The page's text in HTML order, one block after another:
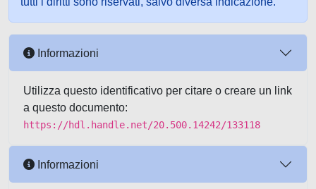
Informazioni
Utilizza questo identificativo per citare o creare un link
a questo documento:
https://hdl.handle.net/20.500.14242/133118
Informazioni